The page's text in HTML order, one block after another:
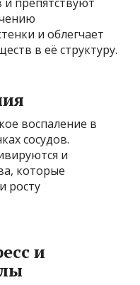
и облегчает
в её структуру.
воспаление в
сосудов.
и
которые
росту
и